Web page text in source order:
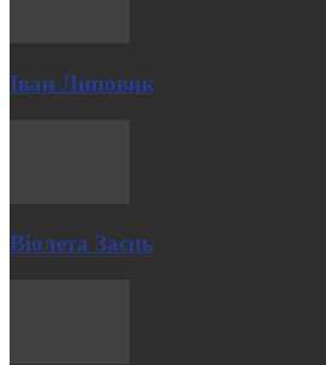
Іван Липовик
Віолета Заєць